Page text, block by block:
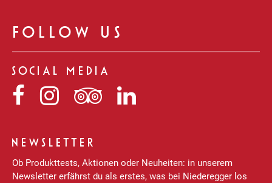
FOLLOW US
SOCIAL MEDIA
NiedereggerNiederegger
auf
Niederegger
auf
NEWSLETTER
Ob Produkttests, Aktionen oder Neuheiten: in unserem
Newsletter erfährst du als erstes, was bei Niederegger los